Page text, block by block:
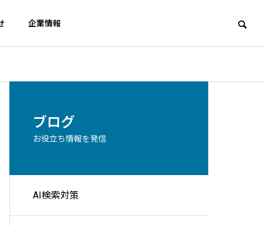
企業情報
ト対策
ト広
す？G
Access
ブログ
お役立ち情報を発信
AI検索対策